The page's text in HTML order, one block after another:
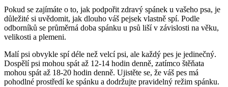
Pokud se zajímáte o to, jak podpořit zdravý spánek u vašeho psa, je
důležité si uvědomit, jak dlouho váš pejsek vlastně spí. Podle
odborníků se průměrná doba spánku u psů liší v závislosti na věku,
velikosti a plemeni.
Malí psi obvykle spí déle než velcí psi, ale každý pes je jedinečný.
Dospělí psi mohou spát až 12-14 hodin denně, zatímco štěňata
mohou spát až 18-20 hodin denně. Ujistěte se, že váš pes má
pohodlné prostředí ke spánku a dodržujte pravidelný režim spánku.